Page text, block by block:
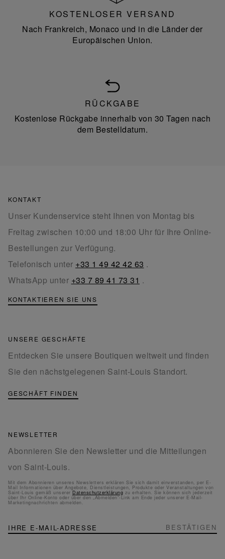
KOSTENLOSER VERSAND
Nach Frankreich, Monaco und in die Länder der
Europäischen Union.
RÜCKGABE
Kostenlose Rückgabe innerhalb von 30 Tagen nach
dem Bestelldatum.
KONTAKT
Unser Kundenservice steht Ihnen von Montag bis
Freitag zwischen 10:00 und 18:00 Uhr für Ihre Online-
Bestellungen zur Verfügung.
Telefonisch unter +33 1 49 42 42 63 .
WhatsApp unter +33 7 89 41 73 31 .
KONTAKTIEREN SIE UNS
UNSERE GESCHÄFTE
Entdecken Sie unsere Boutiquen weltweit und finden
Sie den nächstgelegenen Saint-Louis Standort.
GESCHÄFT FINDEN
NEWSLETTER
Abonnieren Sie den Newsletter und die Mitteilungen
von Saint-Louis.
Mit dem Abonnieren unseres Newsletters erklären Sie sich damit einverstanden, per E-
Mail Informationen über Angebote, Dienstleistungen, Produkte oder Veranstaltungen von
Saint-Louis gemäß unsererDatenschutzerklärung zu erhalten. Sie können sich jederzeit
über Ihr Online-Konto oder über den „Abmelden“-Link am Ende jeder unserer E-Mail-
Marketingnachrichten abmelden.
NEWSLETTER
Melden
Sie
BESTÄTIGEN